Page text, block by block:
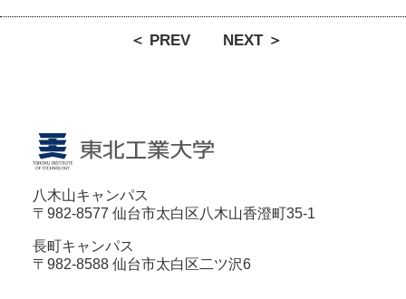
＜ PREV NEXT ＞
八木山キャンパス
〒982-8577 仙台市太白区八木山香澄町35-1
長町キャンパス
〒982-8588 仙台市太白区二ツ沢6